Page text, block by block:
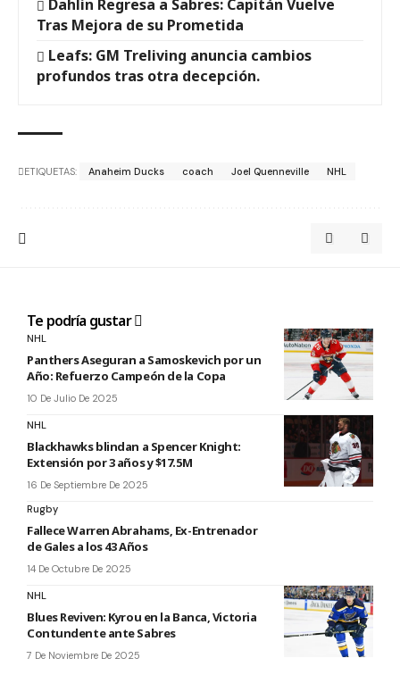
Dahlin Regresa a Sabres: Capitán Vuelve
Tras Mejora de su Prometida
Leafs: GM Treliving anuncia cambios
profundos tras otra decepción.
ETIQUETAS: Anaheim Ducks coach Joel Quenneville NHL
Te podría gustar
NHL
Panthers Aseguran a Samoskevich por un
Año: Refuerzo Campeón de la Copa
10 De Julio De 2025
NHL
Blackhawks blindan a Spencer Knight:
Extensión por 3 años y $17.5M
16 De Septiembre De 2025
Rugby
Fallece Warren Abrahams, Ex-Entrenador
de Gales a los 43 Años
14 De Octubre De 2025
NHL
Blues Reviven: Kyrou en la Banca, Victoria
Contundente ante Sabres
7 De Noviembre De 2025